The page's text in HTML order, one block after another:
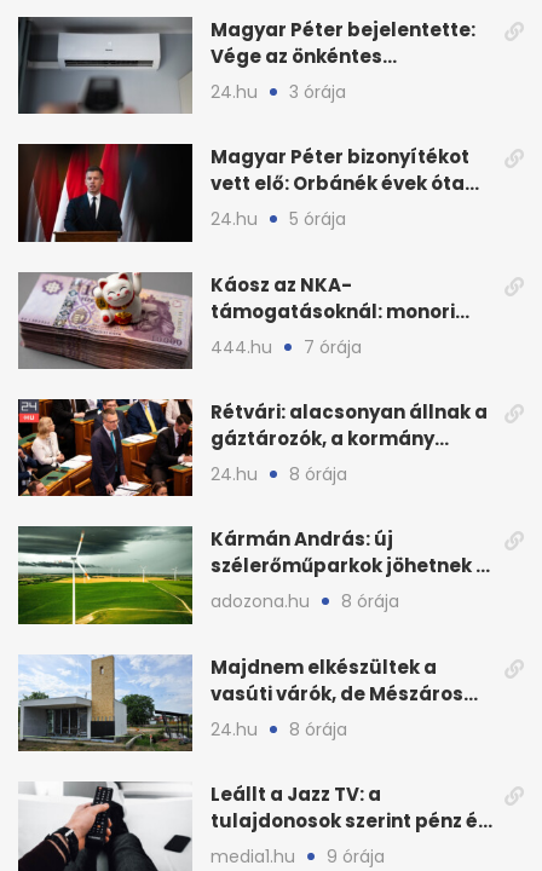
Magyar Péter bejelentette:
Vége az önkéntes
fogyasztáscsökkentésnek
24.hu 3 órája
Magyar Péter bizonyítékot
vett elő: Orbánék évek óta
tudtak az energiarendszer
összeomlásáról
24.hu 5 órája
Káosz az NKA-
támogatásoknál: monori
civilek elszámolásai és
444.hu 7 órája
Rétvári: alacsonyan állnak a
gáztározók, a kormány
válságról válságra jut
24.hu 8 órája
Kármán András: új
szélerőműparkok jöhetnek a
kormányülés döntése
adozona.hu 8 órája
Majdnem elkészültek a
vasúti várók, de Mészáros
bizalmasa leromboltatja
24.hu 8 órája
Leállt a Jazz TV: a
tulajdonosok szerint pénz és
szabályok döntöttek
media1.hu 9 órája